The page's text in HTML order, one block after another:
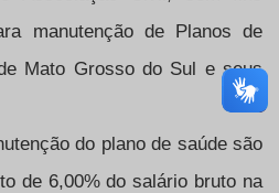
manutenção de Planos de
Mato Grosso do Sul e seus
do plano de saúde são
de 6,00% do salário bruto na